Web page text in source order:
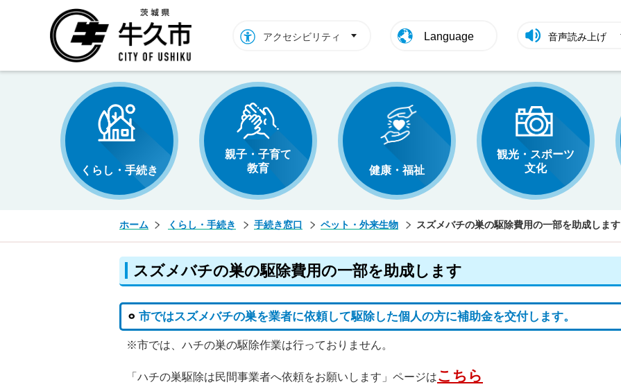
アクセシビリティ Language 音声読み上げ
くらし・手続き
親子・子育て
教育
健康・福祉
観光・スポーツ
文化
ホーム くらし・手続き 手続き窓口 ペット・外来生物 スズメバチの巣の駆除費用の一部を助成します
スズメバチの巣の駆除費用の一部を助成します
市ではスズメバチの巣を業者に依頼して駆除した個人の方に補助金を交付します。
※市では、ハチの巣の駆除作業は行っておりません。
「ハチの巣駆除は民間事業者へ依頼をお願いします」ページはこちら